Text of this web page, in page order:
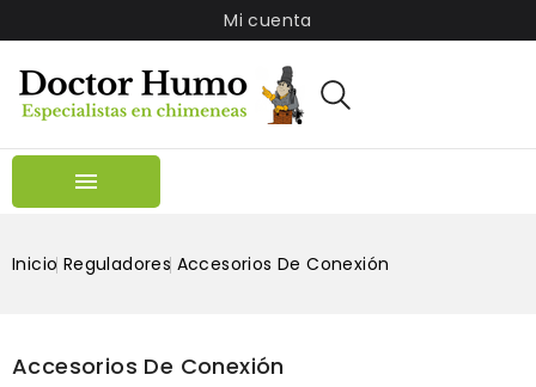
Mi cuenta

Inicio Reguladores Accesorios De Conexión
Accesorios De Conexión